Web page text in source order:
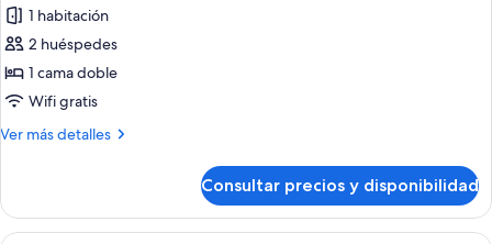
doble
las
fotos
de
Habitación
City
1 habitación
2 huéspedes
1 cama doble
Wifi gratis
Ver más detalles
Más
City
doble
Consultar precios y disponibilidad
Una habitación de hotel con cama,